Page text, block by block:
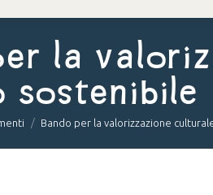
la
sostenibile
Bando per la valorizzazione